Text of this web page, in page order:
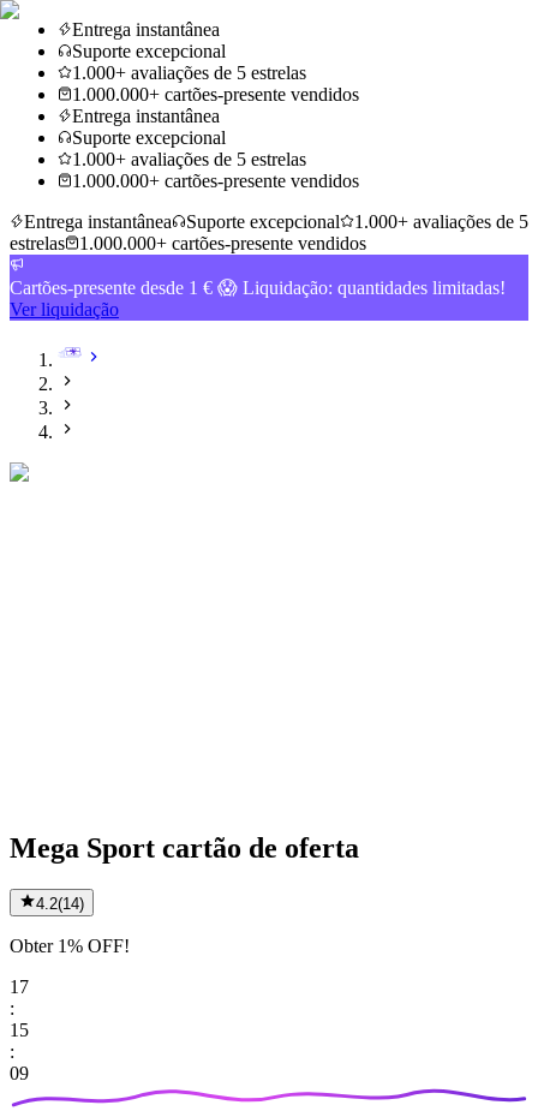
Entrega instantânea
Suporte excepcional
1.000+ avaliações de 5 estrelas
1.000.000+ cartões-presente vendidos
Entrega instantânea
Suporte excepcional
1.000+ avaliações de 5 estrelas
1.000.000+ cartões-presente vendidos
Entrega instantânea
Suporte excepcional
1.000+ avaliações de 5
estrelas
1.000.000+ cartões-presente vendidos
Cartões-presente desde 1 € 😱 Liquidação: quantidades limitadas!
Ver liquidação
Mega Sport cartão de oferta
4.2(14)
Obter 1% OFF!
17
:
15
:
09